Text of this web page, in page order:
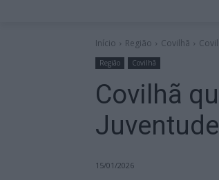
Início Região Covilhã
Região Covilhã
Covilhã
15/01/2026